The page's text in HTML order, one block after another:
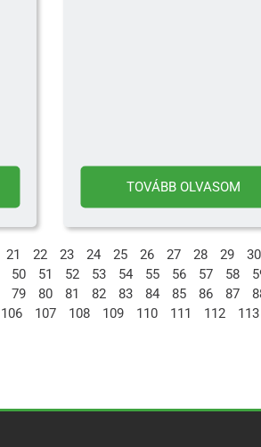
TOVÁBB OLVASOM
21 22 23 24 25 26 27 28 29
30
50 51 52 53 54 55 56 57 58
79 80 81 82 83 84 85 86 87
106 107 108 109 110 111 112
113